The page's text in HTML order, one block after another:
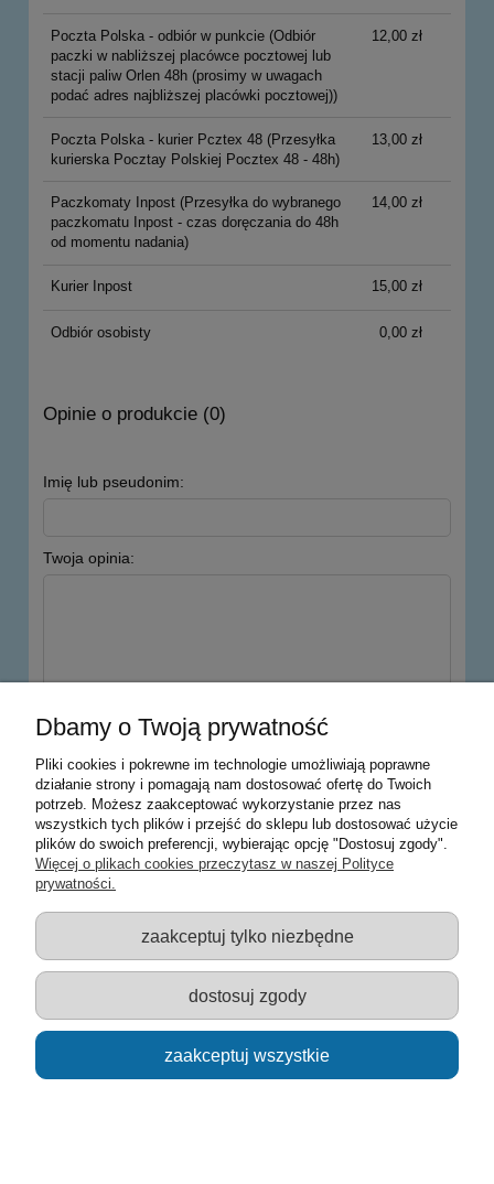
Poczta Polska - odbiór w punkcie(Odbiór
paczki w nabliższej placówce pocztowej lub
stacji paliw Orlen 48h (prosimy w uwagach
podać adres najbliższej placówki pocztowej))
12,00 zł
Poczta Polska - kurier Pcztex 48(Przesyłka
kurierska Pocztay Polskiej Pocztex 48 - 48h)
13,00 zł
Paczkomaty Inpost(Przesyłka do wybranego
paczkomatu Inpost - czas doręczania do 48h
od momentu nadania)
14,00 zł
Kurier Inpost 15,00 zł
Odbiór osobisty 0,00 zł
Opinie o produkcie (0)
Imię lub pseudonim:
Twoja opinia:
Warunki zakupów
Moje konto
Informacje o sklepie
Sklep z zabawkami Łódź :: Hurownia zabawek :: Zabawki
edukacyjne :: Zestawy artystyczne :: Zabawki :: samochody Welly
:: Zabawkownia :: zabawki dla dzieci :: Lalki :: Klocki :: Artykuły
szkolne ::
Dbamy o Twoją prywatność
Pliki cookies i pokrewne im technologie umożliwiają poprawne
działanie strony i pomagają nam dostosować ofertę do Twoich
potrzeb. Możesz zaakceptować wykorzystanie przez nas
wszystkich tych plików i przejść do sklepu lub dostosować użycie
plików do swoich preferencji, wybierając opcję "Dostosuj zgody".
Więcej o plikach cookies przeczytasz w naszej Polityce
prywatności.
zaakceptuj tylko niezbędne
dostosuj zgody
zaakceptuj wszystkie